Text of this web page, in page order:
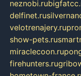
neznobi.ru
delfinet.ru
velotrenajery.ru
show-pets.ru
miraclecoon.ru
firehunters.ru